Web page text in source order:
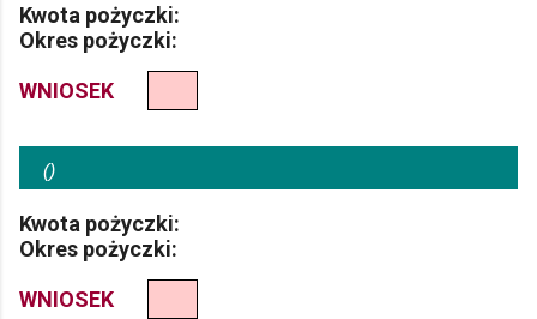
Kwota pożyczki:
Okres pożyczki:
WNIOSEK
()
Kwota pożyczki:
Okres pożyczki:
WNIOSEK